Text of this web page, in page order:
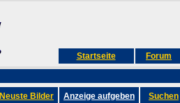
Startseite Forum
Neuste Bilder Anzeige aufgeben Suchen